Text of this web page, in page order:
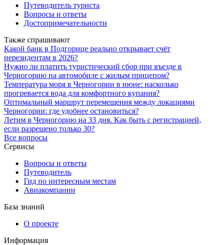
Путеводитель туриста
Вопросы и ответы
Достопримечательности
Также спрашивают
Какой банк в Подгорице реально открывает счёт
нерезидентам в 2026?
Нужно ли платить туристический сбор при въезде в
Черногорию на автомобиле с жилым прицепом?
Температура моря в Черногории в июне: насколько
прогревается вода для комфортного купания?
Оптимальный маршрут перемещения между локациями
Черногории: где удобнее остановиться?
Летим в Черногорию на 33 дня. Как быть с регистрацией,
если разрешено только 30?
Все вопросы
Сервисы
Вопросы и ответы
Путеводитель
Гид по интересным местам
Авиакомпании
База знаний
О проекте
Информация